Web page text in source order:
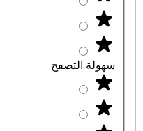
سهولة التصفح